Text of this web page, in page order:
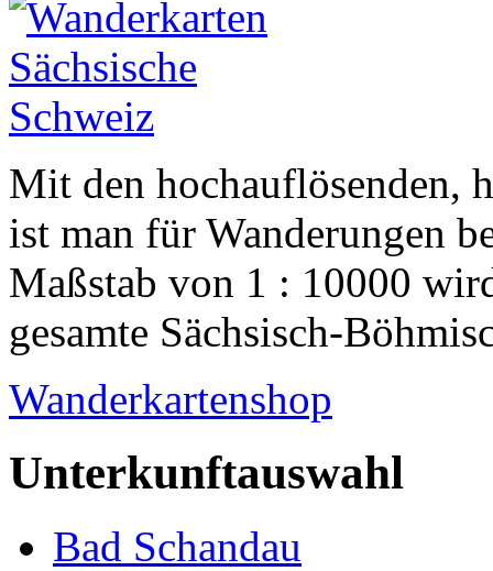
Mit den hochauflösenden,
ist man für Wanderungen
Maßstab von 1 : 10000
gesamte Sächsisch-
Wanderkartenshop
Unterkunftauswahl
Bad Schandau